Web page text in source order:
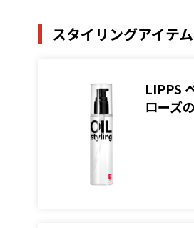
スタイリングアイテム
LIPPS
ローズ